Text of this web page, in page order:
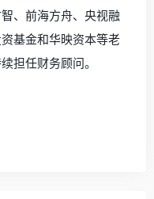
、前海方舟、央视融
基金和华映资本等老
担任财务顾问。